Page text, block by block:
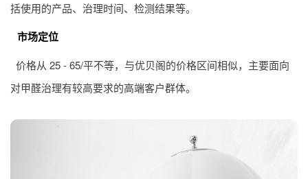
括使用的产品、治理时间、检测结果等。
市场定位
价格从 25 - 65/平不等，与优贝阁的价格区间相似，主要面向
对甲醛治理有较高要求的高端客户群体。